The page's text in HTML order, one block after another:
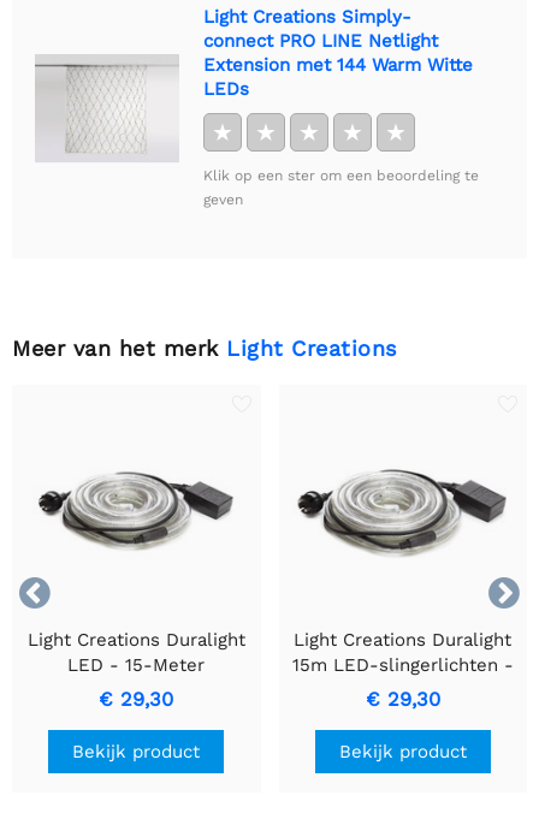
Light Creations Simply-
connect PRO LINE Netlight
Extension met 144 Warm Witte
LEDs
★ ★ ★ ★ ★
Klik op een ster om een beoordeling te
geven
Meer van het merk Light Creations


Light Creations Duralight
LED - 15-Meter
Meerkleurige
Verlichtingsoplossing
€ 29,30
Bekijk product
Light Creations Duralight
15m LED-slingerlichten -
Levendige Geanimeerde
Witte, Duurzaam &
Gemakkelijk te Installeren
€ 29,30
Bekijk product